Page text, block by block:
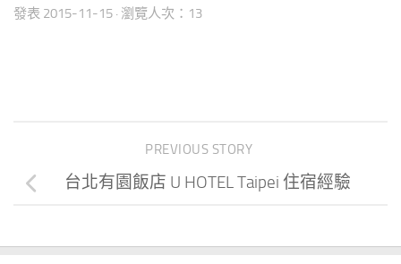
發表 2015-11-15 · 瀏覽人次：13
PREVIOUS STORY
台北有園飯店 U HOTEL Taipei 住宿經驗